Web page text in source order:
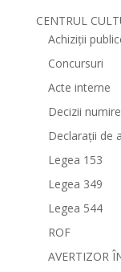
CENTRUL
Achiziții
Concursuri
Acte interne
Decizii numire
Declarații de
Legea 153
Legea 349
Legea 544
ROF
AVERTIZOR